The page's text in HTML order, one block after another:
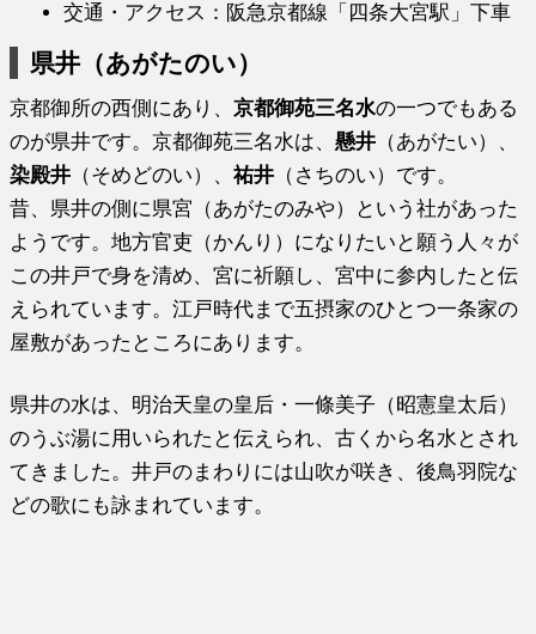
交通・アクセス：阪急京都線「四条大宮駅」下車
県井（あがたのい）
京都御所の西側にあり、京都御苑三名水の一つでもある
のが県井です。京都御苑三名水は、懸井 （あがたい）、
染殿井 （そめどのい）、祐井 （さちのい）です。
昔、県井の側に県宮（あがたのみや）という社があった
ようです。地方官吏（かんり）になりたいと願う人々が
この井戸で身を清め、宮に祈願し、宮中に参内したと伝
えられています。江戸時代まで五摂家のひとつ一条家の
屋敷があったところにあります。
県井の水は、明治天皇の皇后・一條美子（昭憲皇太后）
のうぶ湯に用いられたと伝えられ、古くから名水とされ
てきました。井戸のまわりには山吹が咲き、後鳥羽院な
どの歌にも詠まれています。